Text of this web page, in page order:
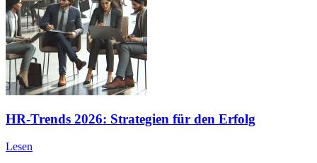
HR-Trends 2026: Strategien für den Erfolg
Lesen